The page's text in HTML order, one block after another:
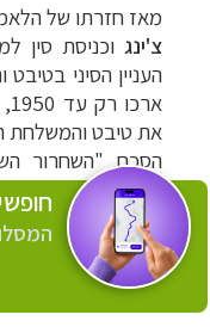
מאז חזרתו של
צ'ינג
העניין הסיני בטיבט
ארכו רק עד
את טיבטוהמשלחת
הסכם "השחרור
תושביה, חולקה
כמיעוט
אתני והחלה
כתבה על יעדים